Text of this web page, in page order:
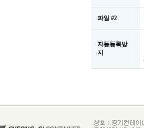
파일 #2
자동등록방
지